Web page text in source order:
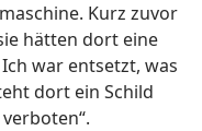
Kurz zuvor
hätten dort eine
war entsetzt, was
dort ein Schild